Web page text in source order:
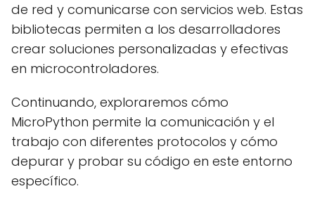
de red y comunicarse con servicios web. Estas
bibliotecas permiten a los desarrolladores
crear soluciones personalizadas y efectivas
en microcontroladores.
Continuando, exploraremos cómo
MicroPython permite la comunicación y el
trabajo con diferentes protocolos y cómo
depurar y probar su código en este entorno
específico.